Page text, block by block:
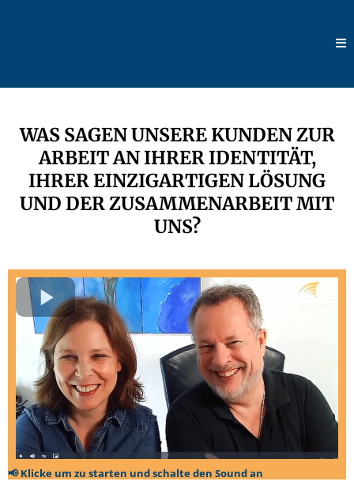
WAS SAGEN UNSERE KUNDEN ZUR
ARBEIT AN IHRER IDENTITÄT,
IHRER EINZIGARTIGEN LÖSUNG
UND DER ZUSAMMENARBEIT MIT
UNS?
📢 Klicke um zu starten und schalte den Sound an